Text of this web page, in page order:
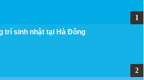
trí sinh nhật tại Hà Đông